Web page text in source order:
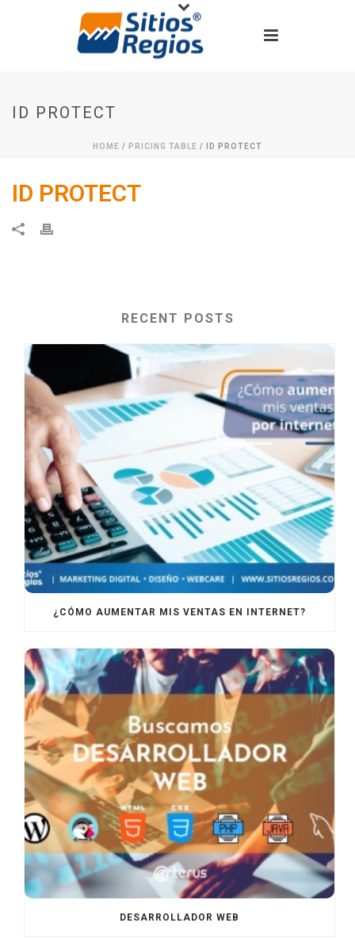
ID PROTECT
HOME / PRICING TABLE / ID PROTECT
ID PROTECT
RECENT POSTS
¿CÓMO AUMENTAR MIS VENTAS EN INTERNET?
DESARROLLADOR WEB